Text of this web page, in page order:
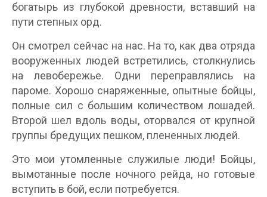
богатырь из глубокой древности, вставший на
пути степных орд.
Он смотрел сейчас на нас. На то, как два отряда
вооруженных людей встретились, столкнулись
на левобережье. Одни переправлялись на
пароме. Хорошо снаряженные, опытные бойцы,
полные сил с большим количеством лошадей.
Второй шел вдоль воды, оторвался от крупной
группы бредущих пешком, плененных людей.
Это мои утомленные служилые люди! Бойцы,
вымотанные после ночного рейда, но готовые
вступить в бой, если потребуется.